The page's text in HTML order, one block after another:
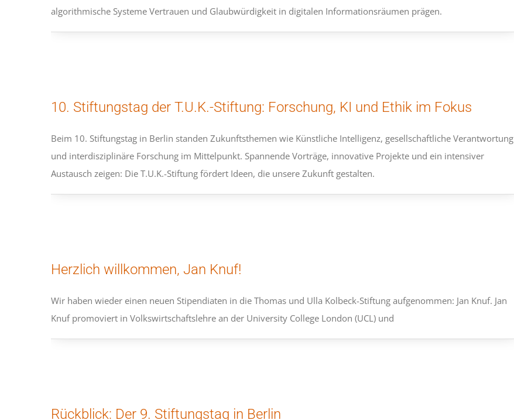
algorithmische Systeme Vertrauen und Glaubwürdigkeit in digitalen Informationsräumen prägen.
10. Stiftungstag der T.U.K.-Stiftung: Forschung, KI und Ethik im Fokus
Beim 10. Stiftungstag in Berlin standen Zukunftsthemen wie Künstliche Intelligenz, gesellschaftliche Verantwortung
und interdisziplinäre Forschung im Mittelpunkt. Spannende Vorträge, innovative Projekte und ein intensiver
Austausch zeigen: Die T.U.K.-Stiftung fördert Ideen, die unsere Zukunft gestalten.
Herzlich willkommen, Jan Knuf!
Wir haben wieder einen neuen Stipendiaten in die Thomas und Ulla Kolbeck-Stiftung aufgenommen: Jan Knuf. Jan
Knuf promoviert in Volkswirtschaftslehre an der University College London (UCL) und
Rückblick: Der 9. Stiftungstag in Berlin